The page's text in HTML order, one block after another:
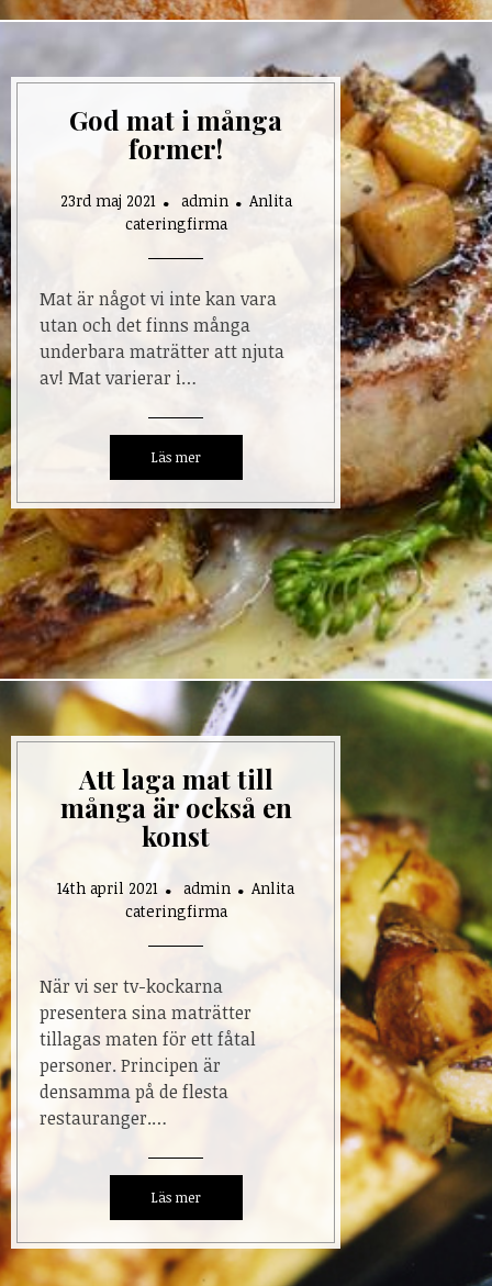
God mat i många
former!
23rd maj 2021 admin
Anlita
cateringfirma
Mat är något vi inte kan vara
utan och det finns många
underbara maträtter att njuta
av! Mat varierar i…
Att laga mat till
många är också en
konst
14th april 2021 admin
Anlita
cateringfirma
När vi ser tv-kockarna
presentera sina maträtter
tillagas maten för ett fåtal
personer. Principen är
densamma på de flesta
restauranger.…